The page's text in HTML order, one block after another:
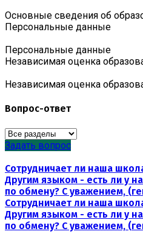
Основные сведения об
Персональные данные
Персональные данные
Независимая оценка
Независимая оценка
Вопрос-ответ
Задать вопрос
Сотрудничает ли наша
Другим языком - есть ли у
по обмену? С уважением,
Сотрудничает ли наша
Другим языком - есть ли у
по обмену? С уважением,